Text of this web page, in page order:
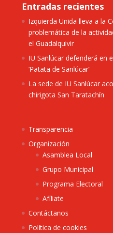
Entradas recientes
Izquierda Unida lleva a la
problemática de la
el Guadalquivir
IU Sanlúcar defenderá en
‘Patata de Sanlúcar’
La sede de IU Sanlúcar
chirigota San Taratachín
Transparencia
Organización
Asamblea Local
Grupo Municipal
Programa Electoral
Afíliate
Contáctanos
Política de cookies